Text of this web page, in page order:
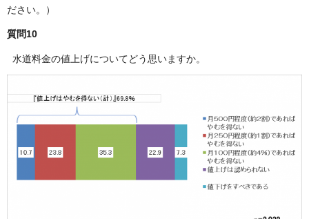
ださい。）
質問10
水道料金の値上げについてどう思いますか。